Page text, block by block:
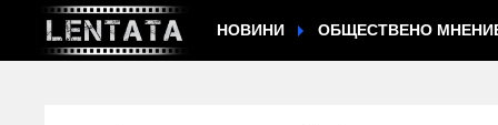
НОВИНИ ОБЩЕСТВЕНО